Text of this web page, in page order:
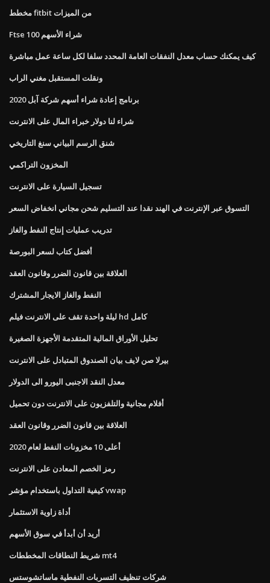
مخطط fitbit من الميزات
Ftse 100 شراء الأسهم
كيف يمكنك حساب معدل النفقات العامة المحدد سلفا لكل ساعة عمل مباشرة
ونقلت المستقبل مغني الراب
برنامج إعادة شراء أسهم شركة آبل 2020
شراء لنا دولار خبراء المال على الانترنت
شنق الرسم البياني سنغ التاريخي
المخزون التراكمي
تسجيل السيارة على الانترنت
التسوق عبر الإنترنت في الهند نقدا عند التسليم شحن مجاني انخفاض السعر
تدريب عمليات إنتاج النفط والغاز
أفضل كتاب لسعر البورصة
العلاقة بين قانون الضرر وقانون العقد
النفط والغاز الايجار المشترك
ليلة واحدة تقف على الانترنت فيلم hd كامل
تحليل الأوراق المالية المتقدمة الأجهزة الصغيرة
بيرلا صن لايف بيان الصندوق المتبادل على الانترنت
معدل النقد الاجنبى اليورو الى الدولار
أفلام مجانية والتلفزيون على الانترنت دون تحميل
العلاقة بين قانون الضرر وقانون العقد
أعلى 10 مخزونات النفط لعام 2020
رمز الخصم المعادن على الانترنت
كيفية التداول باستخدام مؤشر vwap
أداة زاوية الاستثمار
أريد أن أبدأ في سوق الأسهم
شريط النطاقات المخططات mt4
شركات تنظيف التسربات النفطية ماساتشوستس